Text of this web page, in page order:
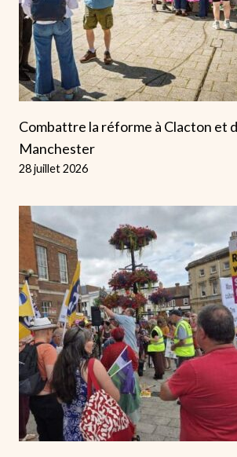
Combattre la réforme à Clacton et
Manchester
28 juillet 2026